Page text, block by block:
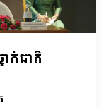
ក់ជាតិ